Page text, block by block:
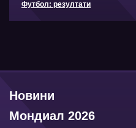
Футбол: резултати
Новини
Мондиал 2026